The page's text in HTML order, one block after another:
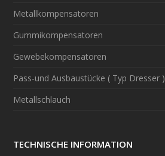
Metallkompensatoren
Gummikompensatoren
Gewebekompensatoren
Pass-und Ausbaustücke ( Typ Dresser )
Metallschlauch
TECHNISCHE INFORMATION